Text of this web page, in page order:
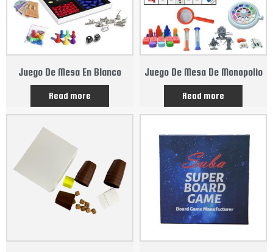
Juego De Mesa En Blanco
out
Read more
Juego De Mesa De Monopolio
out
Read more